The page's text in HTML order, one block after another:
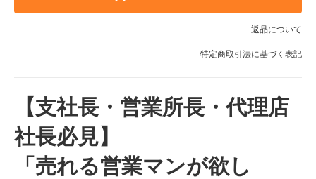
返品について
特定商取引法に基づく表記
【支社長・営業所長・代理店
社長必見】
「売れる営業マンが欲し